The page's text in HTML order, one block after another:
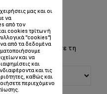
Εγχειρίδιο, επιλέξτε τη
μας και οι
να
από τον
cookies τρίτων ή
"cookies")
από τα δεδομένα
και να
και
και τις
καθώς και
περιεχόμενο